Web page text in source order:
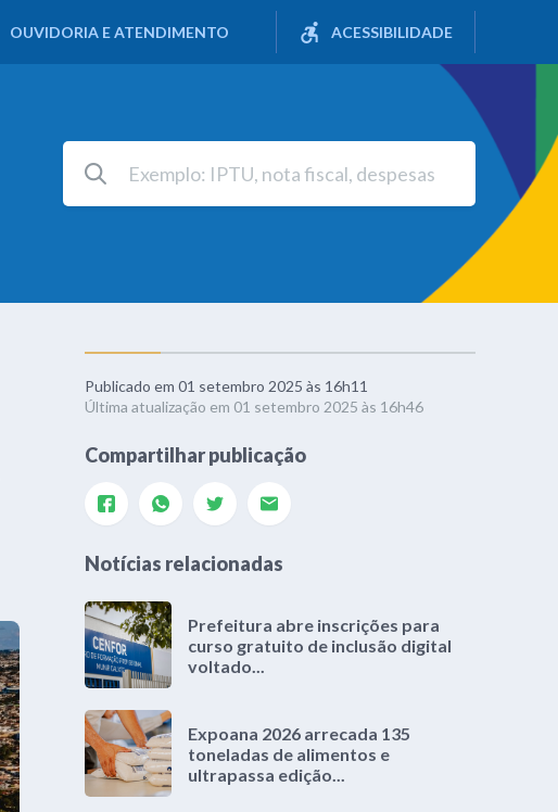
OUVIDORIA E ATENDIMENTO ACESSIBILIDADE
Publicado em 01 setembro 2025 às 16h11
Última atualização em 01 setembro 2025 às 16h46
Compartilhar publicação
Notícias relacionadas
Prefeitura abre inscrições para
curso gratuito de inclusão digital
voltado...
Expoana 2026 arrecada 135
toneladas de alimentos e
ultrapassa edição...